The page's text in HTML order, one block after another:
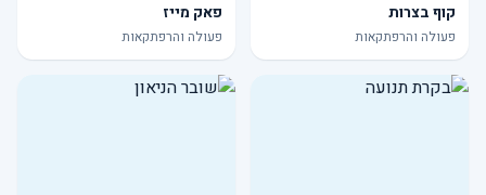
קוף בצרות
פעולה והרפתקאות
פאק מייז
פעולה והרפתקאות